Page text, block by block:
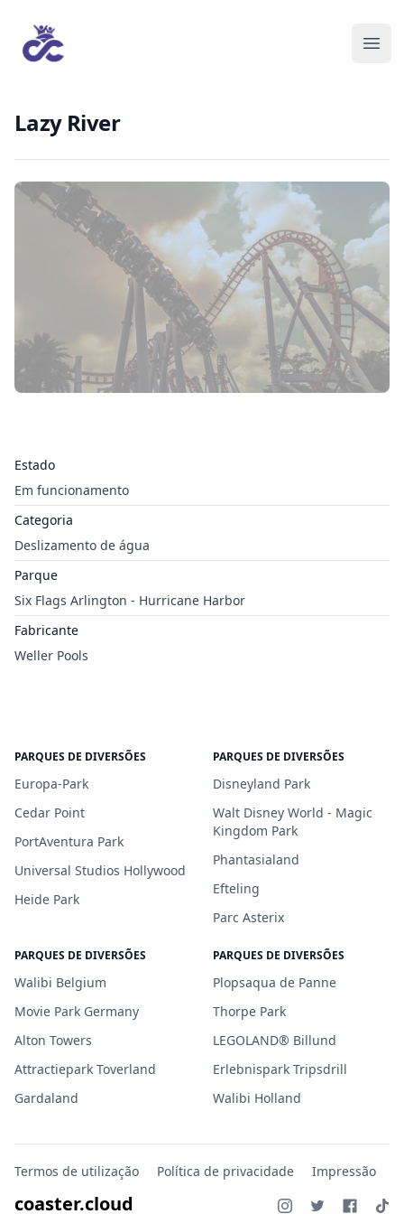
Lazy River
Estado
Em funcionamento
Categoria
Deslizamento de água
Parque
Six Flags Arlington - Hurricane Harbor
Fabricante
Weller Pools
PARQUES DE DIVERSÕES
Europa-Park
Cedar Point
PortAventura Park
Universal Studios Hollywood
Heide Park
PARQUES DE DIVERSÕES
Disneyland Park
Walt Disney World - Magic
Kingdom Park
Phantasialand
Efteling
Parc Asterix
PARQUES DE DIVERSÕES
Walibi Belgium
Movie Park Germany
Alton Towers
Attractiepark Toverland
Gardaland
PARQUES DE DIVERSÕES
Plopsaqua de Panne
Thorpe Park
LEGOLAND® Billund
Erlebnispark Tripsdrill
Walibi Holland
Termos de utilização Política de privacidade Impressão
coaster.cloud